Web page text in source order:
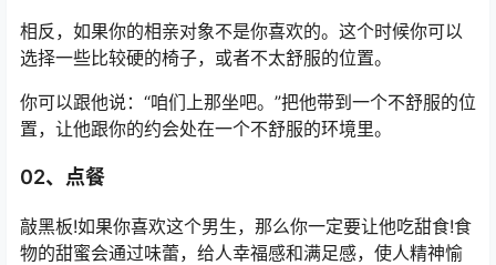
相反，如果你的相亲对象不是你喜欢的。这个时候你可以
选择一些比较硬的椅子，或者不太舒服的位置。
你可以跟他说：“咱们上那坐吧。”把他带到一个不舒服的位
置，让他跟你的约会处在一个不舒服的环境里。
02、点餐
敲黑板!如果你喜欢这个男生，那么你一定要让他吃甜食!食
物的甜蜜会通过味蕾，给人幸福感和满足感，使人精神愉